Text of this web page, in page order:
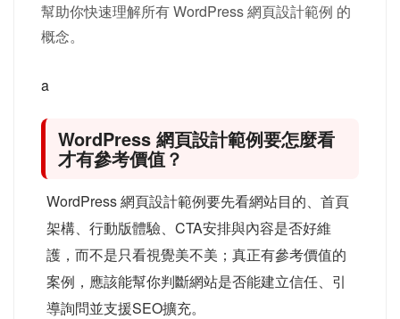
幫助你快速理解所有 WordPress 網頁設計範例 的
概念。
a
WordPress 網頁設計範例要怎麼看
才有參考價值？
WordPress 網頁設計範例要先看網站目的、首頁
架構、行動版體驗、CTA安排與內容是否好維
護，而不是只看視覺美不美；真正有參考價值的
案例，應該能幫你判斷網站是否能建立信任、引
導詢問並支援SEO擴充。